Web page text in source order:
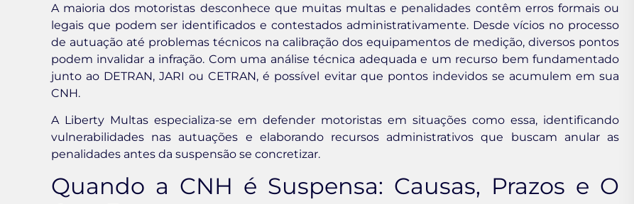
A maioria dos motoristas desconhece que muitas multas e penalidades contêm erros formais ou
legais que podem ser identificados e contestados administrativamente. Desde vícios no processo
de autuação até problemas técnicos na calibração dos equipamentos de medição, diversos pontos
podem invalidar a infração. Com uma análise técnica adequada e um recurso bem fundamentado
junto ao DETRAN, JARI ou CETRAN, é possível evitar que pontos indevidos se acumulem em sua
CNH.
A Liberty Multas especializa-se em defender motoristas em situações como essa, identificando
vulnerabilidades nas autuações e elaborando recursos administrativos que buscam anular as
penalidades antes da suspensão se concretizar.
Quando a CNH é Suspensa: Causas, Prazos e O